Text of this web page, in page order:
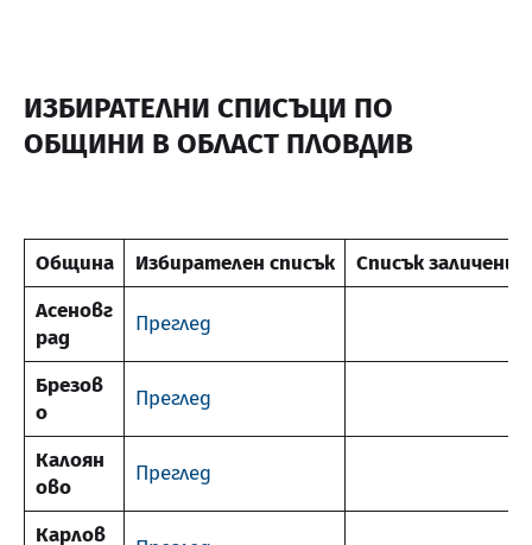
ИЗБИРАТЕЛНИ СПИСЪЦИ ПО
ОБЩИНИ В ОБЛАСТ ПЛОВДИВ
Община Избирателен списък
Списък заличени
Асеновг
рад
Преглед
Брезов
о
Преглед
Калоян
ово
Преглед
Карлов